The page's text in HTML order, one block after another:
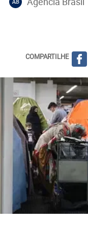
AB
COMPARTILHE